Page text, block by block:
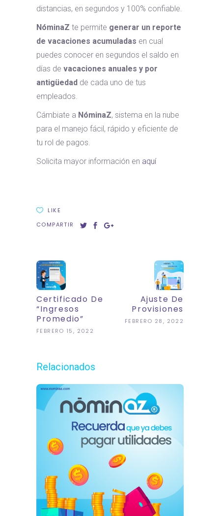
distancias, en segundos y 100% confiable.
NóminaZ te permite generar un reporte
de vacaciones acumuladas en cual
puedes conocer en segundos el saldo en
días de vacaciones anuales y por
antigüedad de cada uno de tus
empleados.
Cámbiate a NóminaZ, sistema en la nube
para el manejo fácil, rápido y eficiente de
tu rol de pagos.
Solicita mayor información en aquí
LIKE
COMPARTIR
Certificado De
“Ingresos
Promedio”
FEBRERO 15, 2022
Ajuste De
Provisiones
FEBRERO 28, 2022
Relacionados